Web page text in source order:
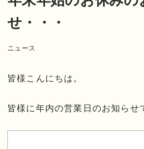
せ・・・
ニュース
皆様こんにちは。
皆様に年内の営業日のお知らせ